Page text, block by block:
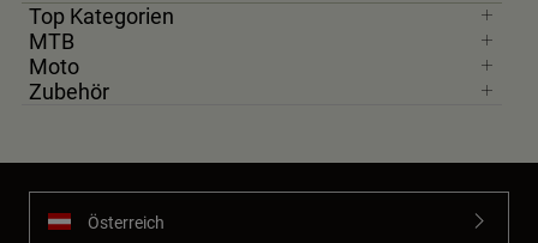
MTB entdecken
Moto entdecken
Product Help
Motorradausrüstung Ratgeber
Kinder
T-shirts
Alle anzeigen
Brillen
Jacken
Top Kategorien
MTB
Moto
Zubehör
Österreich